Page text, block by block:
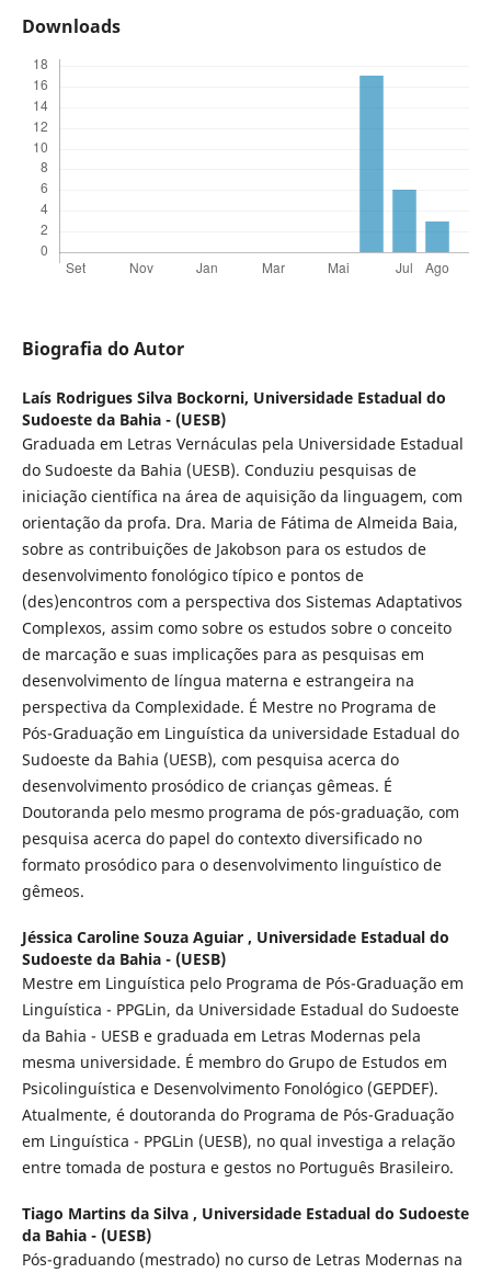
Downloads
Biografia do Autor
Laís Rodrigues Silva Bockorni, Universidade Estadual do
Sudoeste da Bahia - (UESB)
Graduada em Letras Vernáculas pela Universidade Estadual
do Sudoeste da Bahia (UESB). Conduziu pesquisas de
iniciação científica na área de aquisição da linguagem, com
orientação da profa. Dra. Maria de Fátima de Almeida Baia,
sobre as contribuições de Jakobson para os estudos de
desenvolvimento fonológico típico e pontos de
(des)encontros com a perspectiva dos Sistemas Adaptativos
Complexos, assim como sobre os estudos sobre o conceito
de marcação e suas implicações para as pesquisas em
desenvolvimento de língua materna e estrangeira na
perspectiva da Complexidade. É Mestre no Programa de
Pós-Graduação em Linguística da universidade Estadual do
Sudoeste da Bahia (UESB), com pesquisa acerca do
desenvolvimento prosódico de crianças gêmeas. É
Doutoranda pelo mesmo programa de pós-graduação, com
pesquisa acerca do papel do contexto diversificado no
formato prosódico para o desenvolvimento linguístico de
gêmeos.
Jéssica Caroline Souza Aguiar , Universidade Estadual do
Sudoeste da Bahia - (UESB)
Mestre em Linguística pelo Programa de Pós-Graduação em
Linguística - PPGLin, da Universidade Estadual do Sudoeste
da Bahia - UESB e graduada em Letras Modernas pela
mesma universidade. É membro do Grupo de Estudos em
Psicolinguística e Desenvolvimento Fonológico (GEPDEF).
Atualmente, é doutoranda do Programa de Pós-Graduação
em Linguística - PPGLin (UESB), no qual investiga a relação
entre tomada de postura e gestos no Português Brasileiro.
Tiago Martins da Silva , Universidade Estadual do Sudoeste
da Bahia - (UESB)
Pós-graduando (mestrado) no curso de Letras Modernas na